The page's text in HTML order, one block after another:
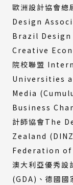
歐洲設計協會
Design
Brazil Design
Creative
院校聯盟
Universities
Media
Business
計師協會The
Zealand
Federation of
澳大利亞優秀
(GDA)、德國